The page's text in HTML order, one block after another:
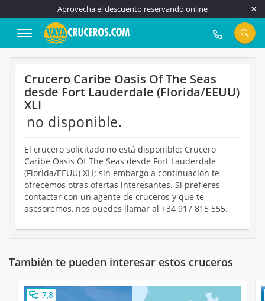
Aprovecha el descuento reservando online
917 815 555
Crucero Caribe Oasis Of The Seas
desde Fort Lauderdale (Florida/EEUU)
XLI
no disponible.
El crucero solicitado no está disponible: Crucero
Caribe Oasis Of The Seas desde Fort Lauderdale
(Florida/EEUU) XLI; sin embargo a continuación te
ofrecemos otras ofertas interesantes. Si prefieres
contactar con un agente de cruceros y que te
asesoremos, nos puedes llamar al +34 917 815 555.
También te pueden interesar estos cruceros
7,8